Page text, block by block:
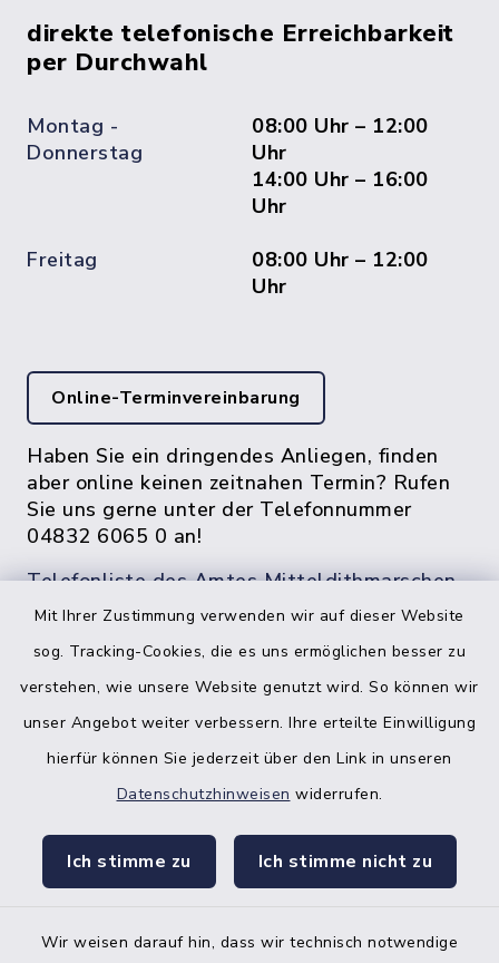
Mit Ihrer Zustimmung verwenden wir auf dieser Website
sog. Tracking-Cookies, die es uns ermöglichen besser zu
verstehen, wie unsere Website genutzt wird. So können wir
unser Angebot weiter verbessern. Ihre erteilte Einwilligung
hierfür können Sie jederzeit über den Link in unseren
Datenschutzhinweisen widerrufen.
Ich stimme zu Ich stimme nicht zu
Wir weisen darauf hin, dass wir technisch notwendige
direkte telefonische Erreichbarkeit
per Durchwahl
Montag -
Donnerstag
08:00 Uhr – 12:00
Uhr
14:00 Uhr – 16:00
Uhr
Freitag
08:00 Uhr – 12:00
Uhr
Online-Terminvereinbarung
Haben Sie ein dringendes Anliegen, finden
aber online keinen zeitnahen Termin? Rufen
Sie uns gerne unter der Telefonnummer
04832 6065 0 an!
Telefonliste des Amtes Mitteldithmarschen
facebook